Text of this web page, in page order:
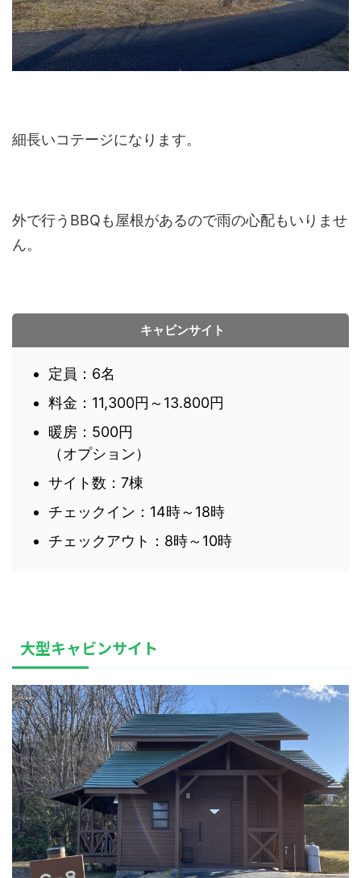
細長いコテージになります。
外で行うBBQも屋根があるので雨の心配もいりませ
ん。
キャビンサイト
定員：6名
料金：11,300円～13.800円
暖房：500円
（オプション）
サイト数：7棟
チェックイン：14時～18時
チェックアウト：8時～10時
大型キャビンサイト